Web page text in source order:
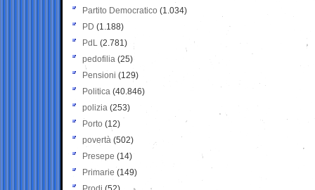
Partito Democratico (1.034)
PD (1.188)
PdL (2.781)
pedofilia (25)
Pensioni (129)
Politica (40.846)
polizia (253)
Porto (12)
povertà (502)
Presepe (14)
Primarie (149)